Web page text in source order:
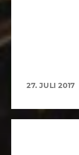
27. JULI 2017